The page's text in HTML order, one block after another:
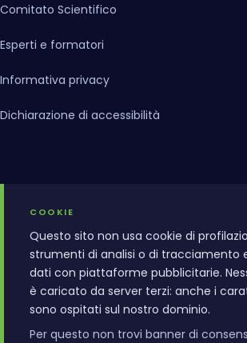
Comitato Scientifico
Esperti e formatori
Informativa privacy
Dichiarazione di accessibilità
COOKIE
Questo sito non usa cookie di
strumenti di analisi o di tracciamento
dati con piattaforme pubblicitarie.
è caricato da server terzi: anche i
sono ospitati sul nostro dominio.
Per questo non trovi banner di